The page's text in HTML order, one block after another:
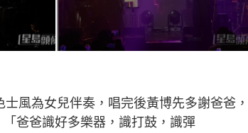
風為女兒伴奏，唱完後黃博先多謝爸爸，
爸爸識好多樂器，識打鼓，識彈